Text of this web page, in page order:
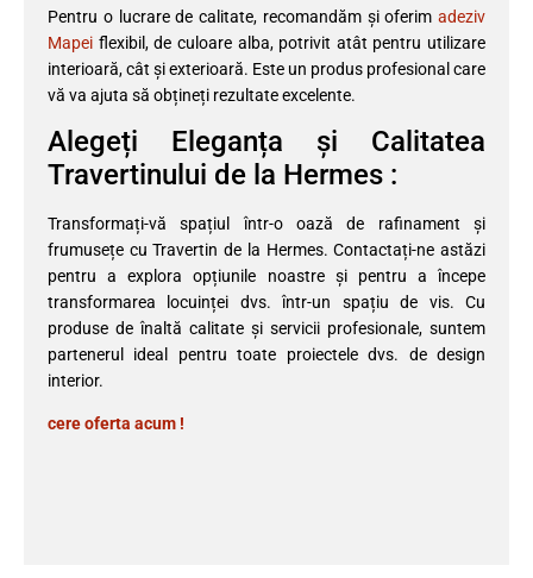
Pentru o lucrare de calitate, recomandăm și oferim adeziv
Mapei flexibil, de culoare alba, potrivit atât pentru utilizare
interioară, cât și exterioară. Este un produs profesional care
vă va ajuta să obțineți rezultate excelente.
Alegeți Eleganța și Calitatea
Travertinului de la Hermes :
Transformați-vă spațiul într-o oază de rafinament și
frumusețe cu Travertin de la Hermes. Contactați-ne astăzi
pentru a explora opțiunile noastre și pentru a începe
transformarea locuinței dvs. într-un spațiu de vis. Cu
produse de înaltă calitate și servicii profesionale, suntem
partenerul ideal pentru toate proiectele dvs. de design
interior.
cere oferta acum !